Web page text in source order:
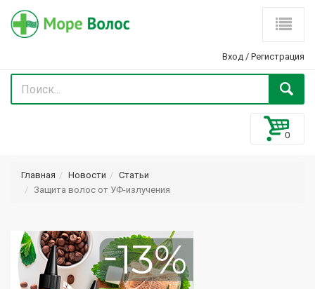
Вход / Регистрация
Главная Новости
Статьи
Защита волос от УФ-излучения